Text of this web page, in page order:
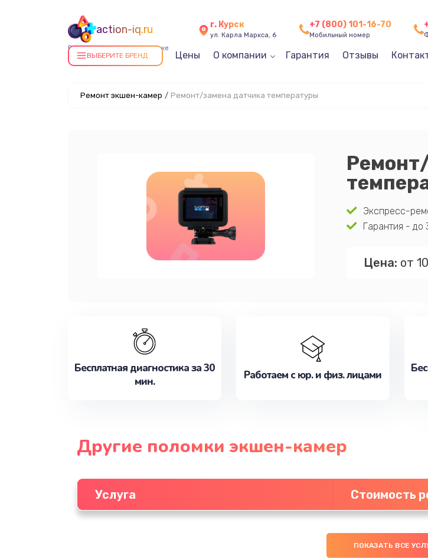
action-iq.ru
Ремонт экшен-камер в Курске
г. Курск
ул. Карла Маркса, 6
+7 (800) 101-16-70
Мобильный номер
ВЫБЕРИТЕ БРЕНД Цены О компании Гарантия Отзывы
Ремонт экшен-камер / Ремонт/замена датчика температуры
Экспресс-
Гарантия - до
Цена: от
Бесплатная диагностика за 30
мин.
Работаем с юр. и физ. лицами
Другие поломки экшен-камер
Услуга Стоимость
ПОКАЗАТЬ ВСЕ